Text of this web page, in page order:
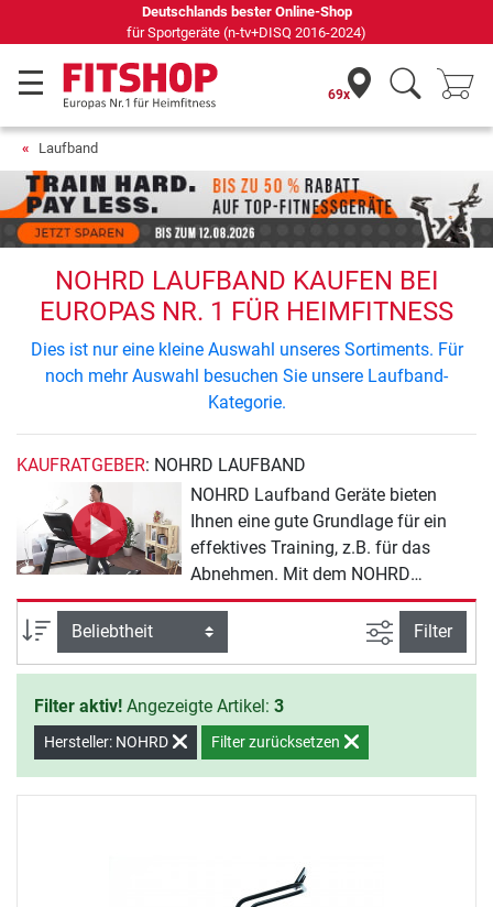
Deutschlands bester Online-Shop
für Sportgeräte (n-tv+DISQ 2016-2024)
69x
Laufband
NOHRD LAUFBAND KAUFEN BEI
EUROPAS NR. 1 FÜR HEIMFITNESS
Dies ist nur eine kleine Auswahl unseres Sortiments. Für
noch mehr Auswahl besuchen Sie unsere Laufband-
Kategorie.
KAUFRATGEBER: NOHRD LAUFBAND
NOHRD Laufband Geräte bieten
Ihnen eine gute Grundlage für ein
effektives Training, z.B. für das
Abnehmen. Mit dem NOHRD
Sortiment erreichen Sie Ihre
Trainingsziele fast von alleine. Sie
müssen nur noch den Willen zeigen,
mit dem Training zu beginnen.
Sortierung Ansicht
Filter
Filter aktiv! Angezeigte Artikel: 3
Hersteller: NOHRD Filter zurücksetzen